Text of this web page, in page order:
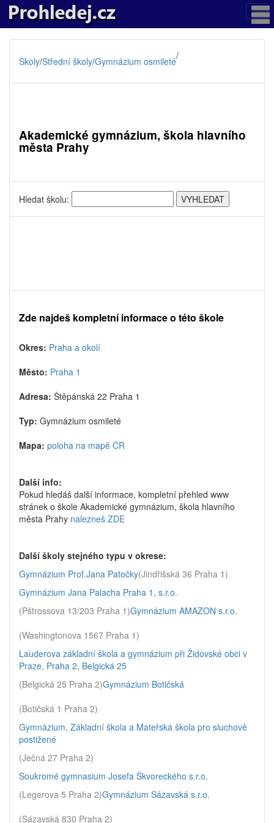
Školy/Střední školy/Gymnázium osmileté/
Akademické gymnázium, škola hlavního
města Prahy
Hledat školu:
Zde najdeš kompletní informace o této škole
Okres: Praha a okolí
Město: Praha 1
Adresa: Štěpánská 22 Praha 1
Typ: Gymnázium osmileté
Mapa: poloha na mapě ČR
Další info:
Pokud hledáš další informace, kompletní přehled www
stránek o škole Akademické gymnázium, škola hlavního
města Prahy nalezneš ZDE
Další školy stejného typu v okrese:
Gymnázium Prof.Jana Patočky(Jindřišská 36 Praha 1)
Gymnázium Jana Palacha Praha 1, s.r.o.
(Pštrossova 13/203 Praha 1)Gymnázium AMAZON s.r.o.
(Washingtonova 1567 Praha 1)
Lauderova základní škola a gymnázium při Židovské obci v
Praze, Praha 2, Belgická 25
(Belgická 25 Praha 2)Gymnázium Botičská
(Botičská 1 Praha 2)
Gymnázium, Základní škola a Mateřská škola pro sluchově
postižené
(Ječná 27 Praha 2)
Soukromé gymnasium Josefa Škvoreckého s.r.o.
(Legerova 5 Praha 2)Gymnázium Sázavská s.r.o.
(Sázavská 830 Praha 2)